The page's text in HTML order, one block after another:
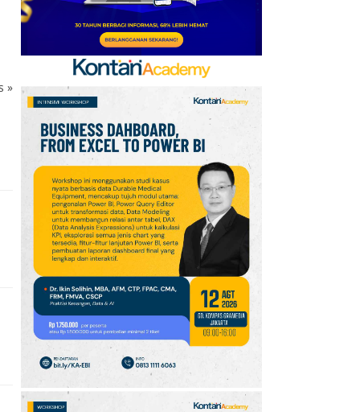
»
Promo Superindo 6–12
Agustus 2026
Jabodetabek &
Palembang, Diskon
Melon Fujisawa 45%
8
Prediksi Persib vs
Persebaya di Final Piala
Presiden 2026: Susunan
Pemain & Skor
Jadwal Persija vs Arema
FC Perebutan Juara 3
Piala Presiden 2026,
Kick-off Sore Ini
10 Oppo A7 Pro Max Rilis
dengan Baterai 10.000
mAh, Terbesar
Sepanjang Sejarah Oppo